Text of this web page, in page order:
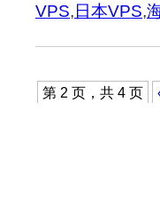
VPS,日本VPS,
第 2 页，共 4 页